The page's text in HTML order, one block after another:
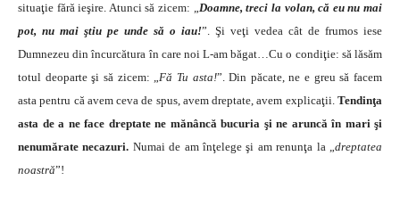
situaţie fără ieşire. Atunci să zicem: „Doamne, treci la volan, că eu nu mai
pot, nu mai ştiu pe unde să o iau!”. Şi veţi vedea cât de frumos iese
Dumnezeu din încurcătura în care noi L-am băgat…Cu o condiţie: să lăsăm
totul deoparte şi să zicem: „Fă Tu asta!”. Din păcate, ne e greu să facem
asta pentru că avem ceva de spus, avem dreptate, avem explicaţii. Tendinţa
asta de a ne face dreptate ne mănâncă bucuria şi ne aruncă în mari şi
nenumărate necazuri. Numai de am înţelege şi am renunţa la „dreptatea
noastră”!